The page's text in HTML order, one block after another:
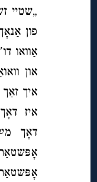
„שטיי
פון
אַוואו
און
איך
איז
דאָך